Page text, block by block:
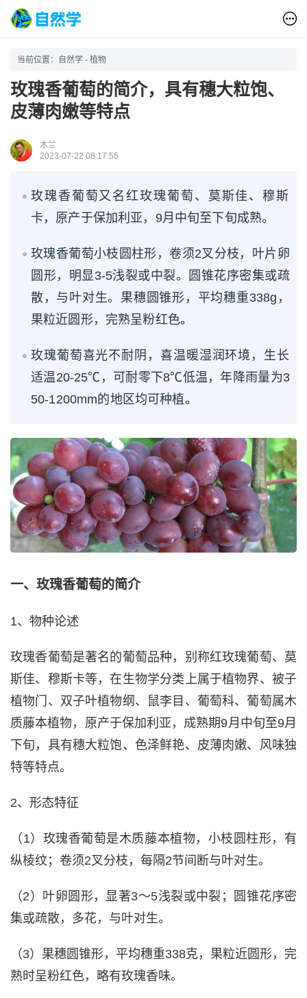
当前位置： 自然学 - 植物
玫瑰香葡萄的简介，具有穗大粒饱、
皮薄肉嫩等特点
木兰
2023-07-22 08:17:55
玫瑰香葡萄又名红玫瑰葡萄、莫斯佳、穆斯
卡，原产于保加利亚，9月中旬至下旬成熟。
玫瑰香葡萄小枝圆柱形，卷须2叉分枝，叶片卵
圆形，明显3-5浅裂或中裂。圆锥花序密集或疏
散，与叶对生。果穗圆锥形，平均穗重338g，
果粒近圆形，完熟呈粉红色。
玫瑰葡萄喜光不耐阴，喜温暖湿润环境，生长
适温20-25℃，可耐零下8℃低温，年降雨量为3
50-1200mm的地区均可种植。
一、玫瑰香葡萄的简介
1、物种论述
玫瑰香葡萄是著名的葡萄品种，别称红玫瑰葡萄、莫
斯佳、穆斯卡等，在生物学分类上属于植物界、被子
植物门、双子叶植物纲、鼠李目、葡萄科、葡萄属木
质藤本植物，原产于保加利亚，成熟期9月中旬至9月
下旬，具有穗大粒饱、色泽鲜艳、皮薄肉嫩、风味独
特等特点。
2、形态特征
（1）玫瑰香葡萄是木质藤本植物，小枝圆柱形，有
纵棱纹；卷须2叉分枝，每隔2节间断与叶对生。
（2）叶卵圆形，显著3～5浅裂或中裂；圆锥花序密
集或疏散，多花，与叶对生。
（3）果穗圆锥形，平均穗重338克，果粒近圆形，完
熟时呈粉红色，略有玫瑰香味。